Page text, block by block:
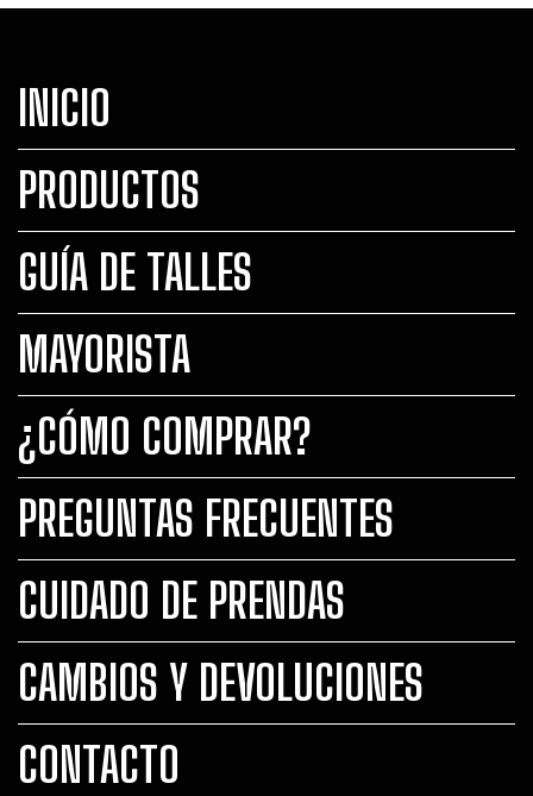
INICIO
PRODUCTOS
GUÍA DE TALLES
MAYORISTA
¿CÓMO COMPRAR?
PREGUNTAS FRECUENTES
CUIDADO DE PRENDAS
CAMBIOS Y DEVOLUCIONES
CONTACTO